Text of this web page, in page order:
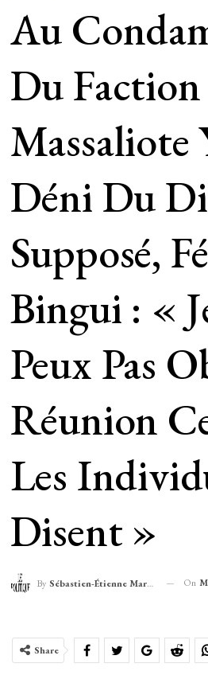
Au
Du Faction
Massaliote
Déni Du
Supposé,
Bingui : «
Peux Pas
Réunion
Les
Disent »
By Sébastien-Étienne Marechal On
Share